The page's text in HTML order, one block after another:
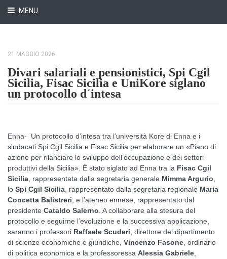
MENU
21 MAGGIO 2026
Divari salariali e pensionistici, Spi Cgil
Sicilia, Fisac Sicilia e UniKore siglano
un protocollo d´intesa
Enna- Un protocollo d’intesa tra l’università Kore di Enna e i
sindacati Spi Cgil Sicilia e Fisac Sicilia per elaborare un «Piano di
azione per rilanciare lo sviluppo dell’occupazione e dei settori
produttivi della Sicilia». È stato siglato ad Enna tra la Fisac Cgil
Sicilia, rappresentata dalla segretaria generale Mimma Argurio,
lo Spi Cgil Sicilia, rappresentato dalla segretaria regionale Maria
Concetta Balistreri, e l’ateneo ennese, rappresentato dal
presidente Cataldo Salerno. A collaborare alla stesura del
protocollo e seguirne l’evoluzione e la successiva applicazione,
saranno i professori Raffaele Scuderi, direttore del dipartimento
di scienze economiche e giuridiche, Vincenzo Fasone, ordinario
di politica economica e la professoressa Alessia Gabriele,